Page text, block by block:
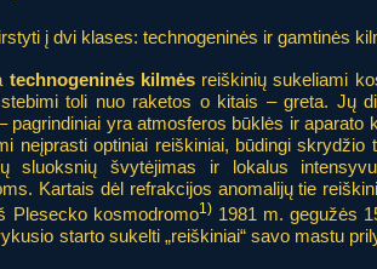
į dvi klases: technogeninės ir gamtinės
technogeninės kilmėsreiškinių sukeliami
toli nuo raketos o kitais – greta. Jų
pagrindiniai yra atmosferos būklės ir aparato
neįprasti optiniai reiškiniai, būdingi skrydžio
sluoksnių švytėjimas ir lokalus
Kartais dėl refrakcijos anomalijų tie
Plesecko kosmodromo1)1981 m. gegužės
starto sukelti „reiškiniai“ savo mastu